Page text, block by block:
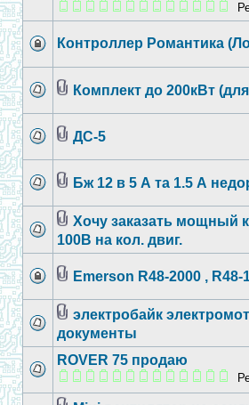
Контроллер Романтика
Комплект до 200кВт
ДС-5
Бж 12 в 5 А та 1.5 А
Хочу заказать мощный
100В на кол. двиг.
Emerson R48-2000 , R48-
электробайк
документы
ROVER 75 продаю